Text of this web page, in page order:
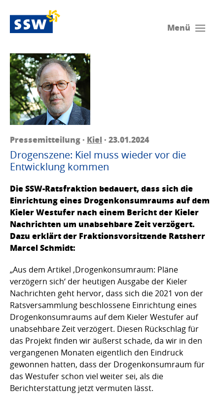
Menü
Pressemitteilung · Kiel · 23.01.2024
Drogenszene: Kiel muss wieder vor die
Entwicklung kommen
Die SSW-Ratsfraktion bedauert, dass sich die
Einrichtung eines Drogenkonsumraums auf dem
Kieler Westufer nach einem Bericht der Kieler
Nachrichten um unabsehbare Zeit verzögert.
Dazu erklärt der Fraktionsvorsitzende Ratsherr
Marcel Schmidt:
„Aus dem Artikel ‚Drogenkonsumraum: Pläne
verzögern sich‘ der heutigen Ausgabe der Kieler
Nachrichten geht hervor, dass sich die 2021 von der
Ratsversammlung beschlossene Einrichtung eines
Drogenkonsumraums auf dem Kieler Westufer auf
unabsehbare Zeit verzögert. Diesen Rückschlag für
das Projekt finden wir äußerst schade, da wir in den
vergangenen Monaten eigentlich den Eindruck
gewonnen hatten, dass der Drogenkonsumraum für
das Westufer schon viel weiter sei, als die
Berichterstattung jetzt vermuten lässt.